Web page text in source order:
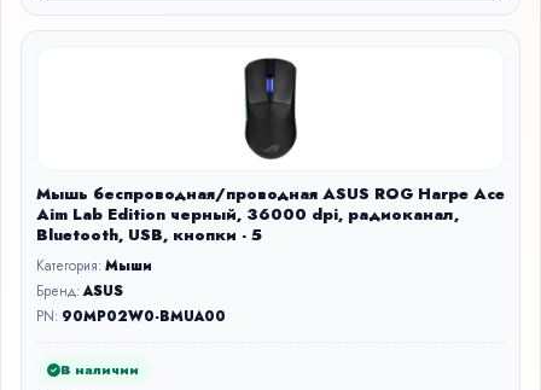
Мышь беспроводная/проводная ASUS ROG Harpe Ace
Aim Lab Edition черный, 36000 dpi, радиоканал,
Bluetooth, USB, кнопки - 5
Категория:Мыши
Бренд:ASUS
PN: 90MP02W0-BMUA00
В наличии